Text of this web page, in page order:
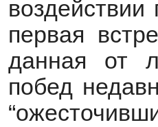
первая
данная от
побед